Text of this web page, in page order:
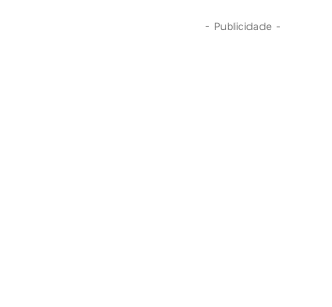
- Publicidade -